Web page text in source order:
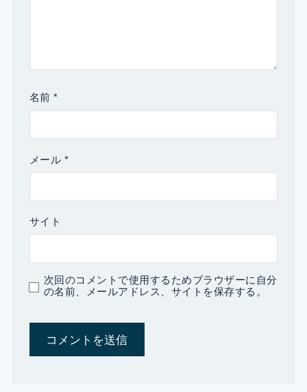
名前*
メール *
サイト
次回のコメントで使用するためブラウザーに自分
の名前、メールアドレス、サイトを保存する。